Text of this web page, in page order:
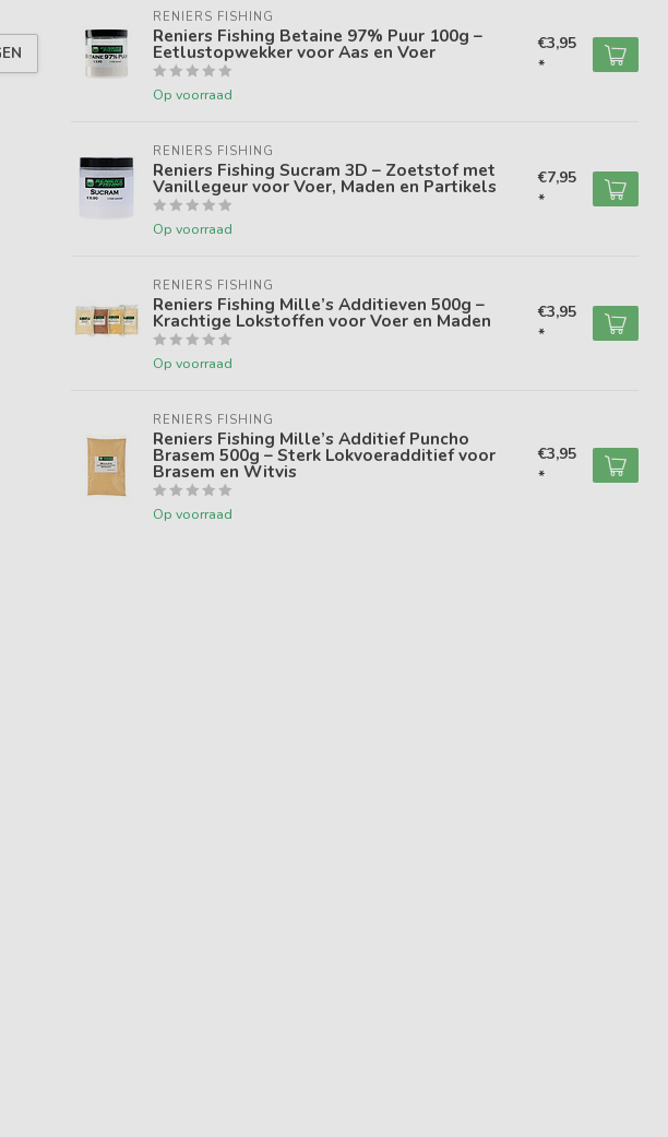
RENIERS FISHING
Reniers Fishing Betaine 97% Puur 100g –
Eetlustopwekker voor Aas en Voer
Op voorraad
€3,95
*
RENIERS FISHING
Reniers Fishing Sucram 3D – Zoetstof met
Vanillegeur voor Voer, Maden en Partikels
Op voorraad
€7,95
*
RENIERS FISHING
Reniers Fishing Mille’s Additieven 500g –
Krachtige Lokstoffen voor Voer en Maden
Op voorraad
€3,95
*
RENIERS FISHING
Reniers Fishing Mille’s Additief Puncho
Brasem 500g – Sterk Lokvoeradditief voor
Brasem en Witvis
Op voorraad
€3,95
*